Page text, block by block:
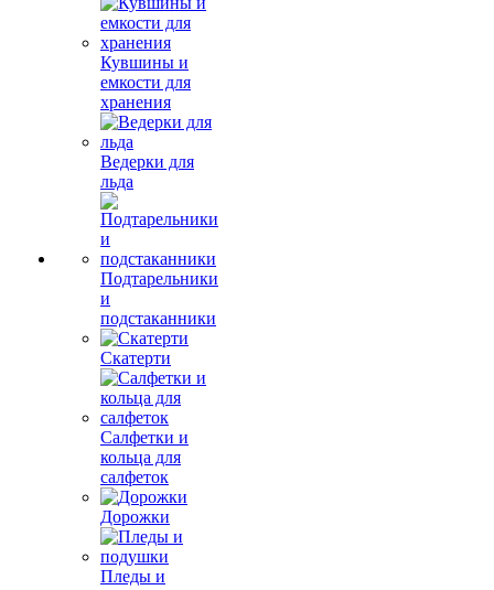
Кувшины и
емкости для
хранения
Ведерки для
льда
Подтарельники
и
подстаканники
Скатерти
Салфетки и
кольца для
салфеток
Дорожки
Пледы и